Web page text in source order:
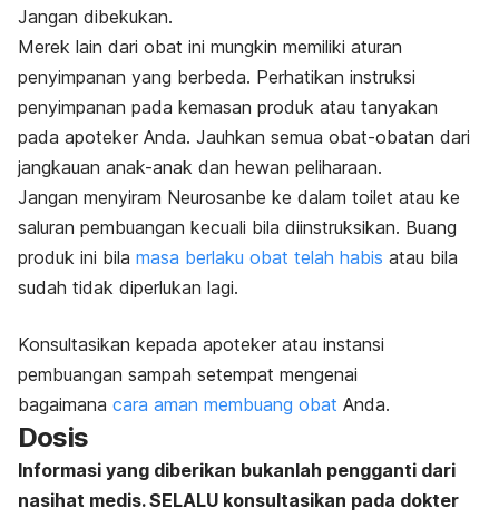
Jangan dibekukan.
Merek lain dari obat ini mungkin memiliki aturan
penyimpanan yang berbeda. Perhatikan instruksi
penyimpanan pada kemasan produk atau tanyakan
pada apoteker Anda. Jauhkan semua obat-obatan dari
jangkauan anak-anak dan hewan peliharaan.
Jangan menyiram Neurosanbe ke dalam toilet atau ke
saluran pembuangan kecuali bila diinstruksikan. Buang
produk ini bila masa berlaku obat telah habis atau bila
sudah tidak diperlukan lagi.
Konsultasikan kepada apoteker atau instansi
pembuangan sampah setempat mengenai
bagaimana cara aman membuang obat Anda.
Dosis
Informasi yang diberikan bukanlah pengganti dari
nasihat medis. SELALU konsultasikan pada dokter